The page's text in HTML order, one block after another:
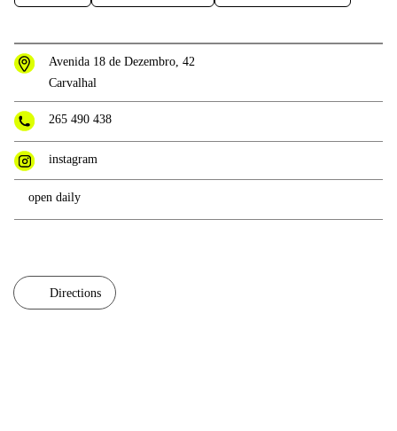
Avenida 18 de Dezembro, 42
Carvalhal
265 490 438
instagram
open daily
Directions